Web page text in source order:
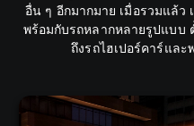
อื่น ๆ อีกมากมาย เมื่อรวมแล้ว
พร้อมกับรถหลากหลายรูปแบบ
ถึงรถไฮเปอร์คาร์แล